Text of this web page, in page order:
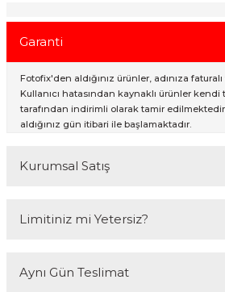
Garanti
Fotofix'den aldığınız ürünler, adınıza
Kullanıcı hatasından kaynaklı ürünler
tarafından indirimli olarak tamir
aldığınız gün itibari ile başlamaktadır.
Kurumsal Satış
online web sitesi olan www.fotofix.com.tr
En uygun ve en hızlı çözüm için bizimle
Limitiniz mi Yetersiz?
Ödemelerinizi, iki farklı kredi kartını
Aynı Gün Teslimat